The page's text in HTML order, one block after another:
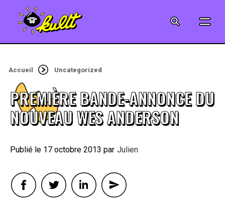
MUSIQUE
JEUX-VIDÉO
Accueil Uncategorized
PREMIÈRE BANDE-ANNONCE DU
NOUVEAU WES ANDERSON
17 octobre 2013 By Julien